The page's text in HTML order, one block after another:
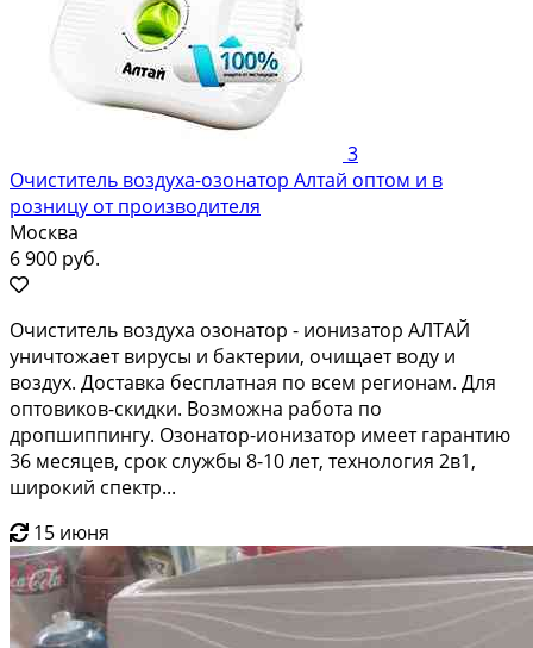
3
Очиститель воздуха-озонатор Алтай оптом и в
розницу от производителя
Москва
6 900 руб.
Очиститель воздуха озонатор - ионизатор АЛТАЙ
уничтожает вирусы и бактерии, очищает воду и
воздух. Доставка бесплатная по всем регионам. Для
оптовиков-скидки. Возможна работа по
дропшиппингу. Озонатор-ионизатор имеет гарантию
36 месяцев, срок службы 8-10 лет, технология 2в1,
широкий спектр...
15 июня